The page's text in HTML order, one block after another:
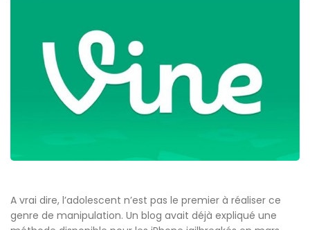
A vrai dire, l’adolescent n’est pas le premier à réaliser ce
genre de manipulation. Un blog avait déjà expliqué une